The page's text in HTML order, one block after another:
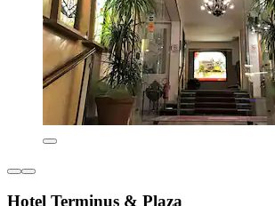
Hotel Terminus & Plaza